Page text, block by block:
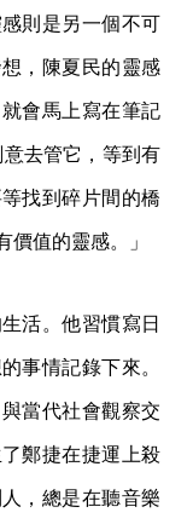
則是另一個不可
，陳夏民的靈感
會馬上寫在筆記
意去管它，等到有
找到碎片間的橋
值的靈感。」
活。他習慣寫日
事情記錄下來。
當代社會觀察交
鄭捷在捷運上殺
，總是在聽音樂